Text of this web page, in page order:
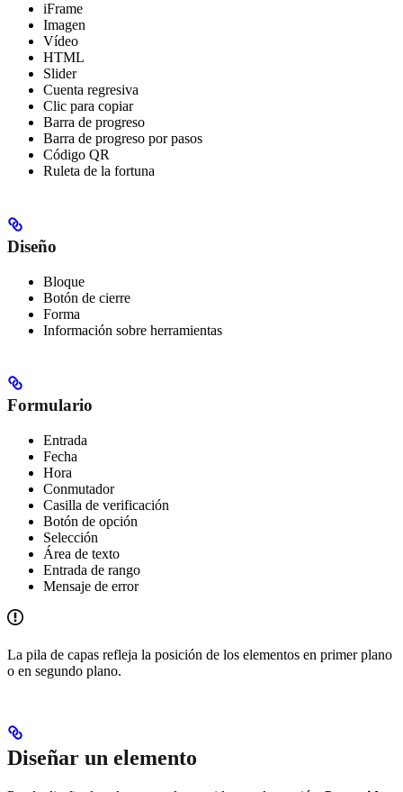
iFrame
Imagen
Vídeo
HTML
Slider
Cuenta regresiva
Clic para copiar
Barra de progreso
Barra de progreso por pasos
Código QR
Ruleta de la fortuna
Diseño
Bloque
Botón de cierre
Forma
Información sobre herramientas
Formulario
Entrada
Fecha
Hora
Conmutador
Casilla de verificación
Botón de opción
Selección
Área de texto
Entrada de rango
Mensaje de error
La pila de capas refleja la posición de los elementos en primer plano
o en segundo plano.
Diseñar un elemento